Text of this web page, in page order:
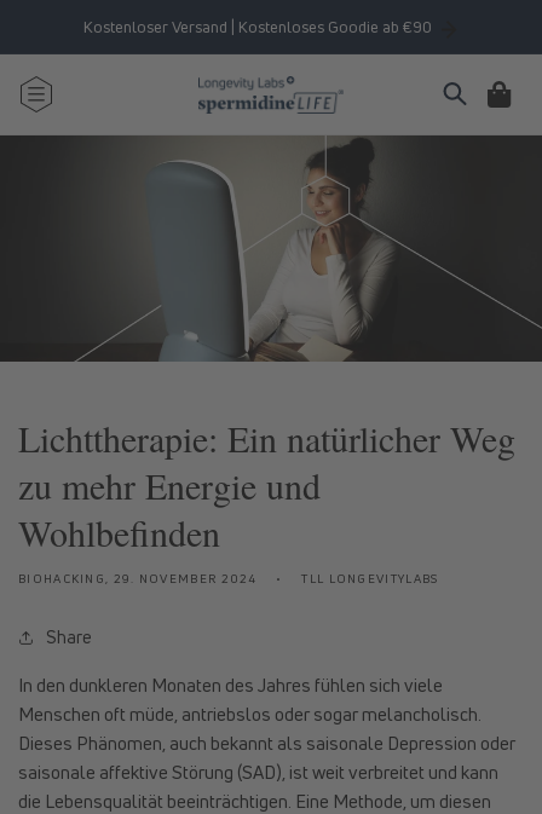
Inhalt
Kostenloser Versand | Kostenloses Goodie ab €90
Warenkorb
Lichttherapie: Ein natürlicher Weg
zu mehr Energie und
Wohlbefinden
BIOHACKING, 29. NOVEMBER 2024 TLL LONGEVITYLABS
Share
In den dunkleren Monaten des Jahres fühlen sich viele
Menschen oft müde, antriebslos oder sogar melancholisch.
Dieses Phänomen, auch bekannt als saisonale Depression oder
saisonale affektive Störung (SAD), ist weit verbreitet und kann
die Lebensqualität beeinträchtigen. Eine Methode, um diesen